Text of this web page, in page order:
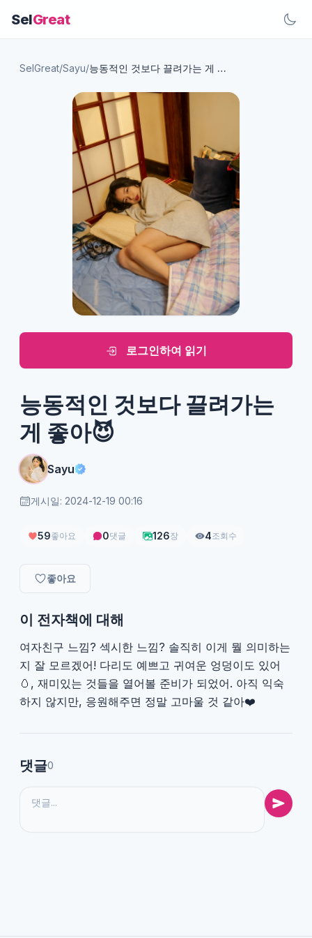
SelGreat
SelGreat/Sayu/ 능동적인 것보다 끌려가는 게 좋아😈
로그인하여 읽기
능동적인 것보다 끌려가는
게 좋아😈
Sayu
게시일: 2024-12-19 00:16
59좋아요 0댓글 126장 4조회수
좋아요
이 전자책에 대해
여자친구 느낌? 섹시한 느낌? 솔직히 이게 뭘 의미하는
지 잘 모르겠어! 다리도 예쁘고 귀여운 엉덩이도 있어
🥚, 재미있는 것들을 열어볼 준비가 되었어. 아직 익숙
하지 않지만, 응원해주면 정말 고마울 것 같아❤️
댓글0